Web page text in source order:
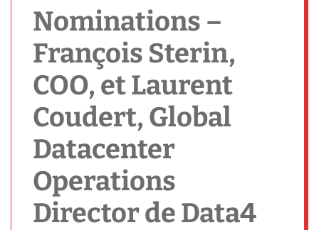
Nominations –
François Sterin,
COO, et Laurent
Coudert, Global
Datacenter
Operations
Director de Data4